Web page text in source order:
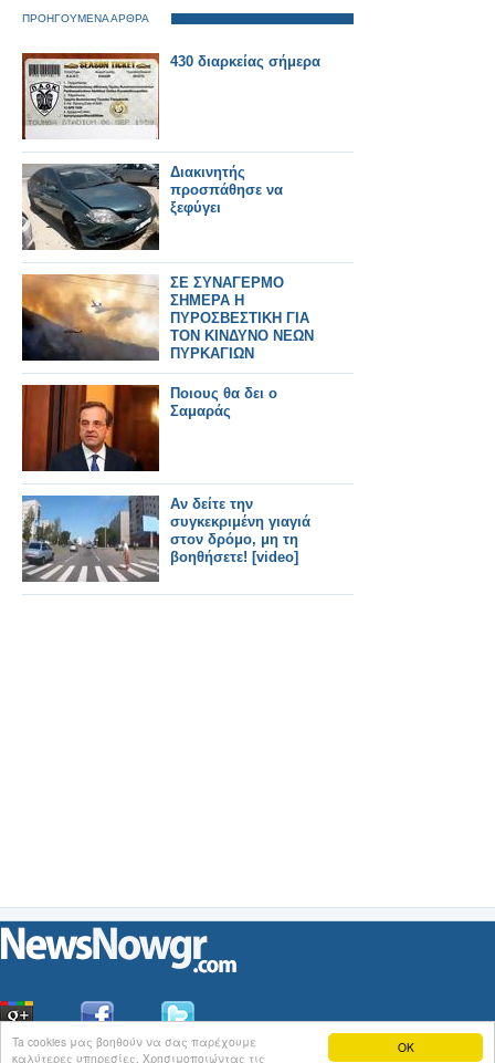
OK
Ta cookies μας βοηθούν να σας παρέχουμε
καλύτερες υπηρεσίες. Χρησιμοποιώντας τις
ΠΡΟΗΓΟΥΜΕΝΑ ΑΡΘΡΑ
430 διαρκείας σήμερα
Διακινητής
προσπάθησε να
ξεφύγει
ΣΕ ΣΥΝΑΓΕΡΜΟ
ΣΗΜΕΡΑ Η
ΠΥΡΟΣΒΕΣΤΙΚΗ ΓΙΑ
ΤΟΝ ΚΙΝΔΥΝΟ ΝΕΩΝ
ΠΥΡΚΑΓΙΩΝ
Ποιους θα δει ο
Σαμαράς
Αν δείτε την
συγκεκριμένη γιαγιά
στον δρόμο, μη τη
βοηθήσετε! [video]